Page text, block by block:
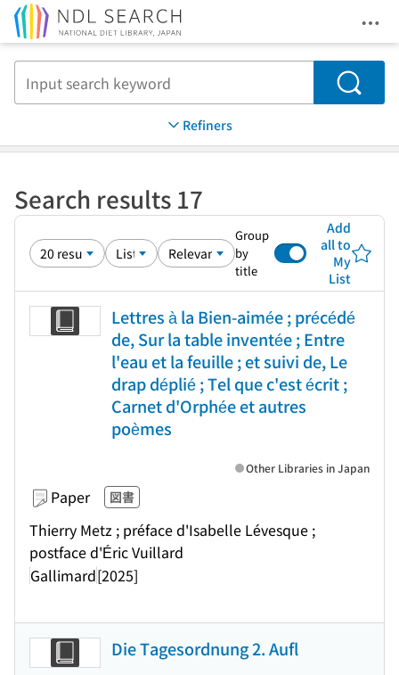
Search
Refiners
Search results 17
Group
by
title
Add
all to
My
List
Lettres à la Bien-aimée ; précédé
de, Sur la table inventée ; Entre
l'eau et la feuille ; et suivi de, Le
drap déplié ; Tel que c'est écrit ;
Carnet d'Orphée et autres
poèmes
Paper 図書
Thierry Metz ; préface d'Isabelle Lévesque ;
postface d'Éric Vuillard
Gallimard[2025]
Other Libraries in Japan
Die Tagesordnung 2. Aufl